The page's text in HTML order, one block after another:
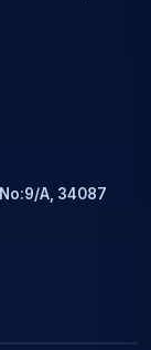
A, 34087